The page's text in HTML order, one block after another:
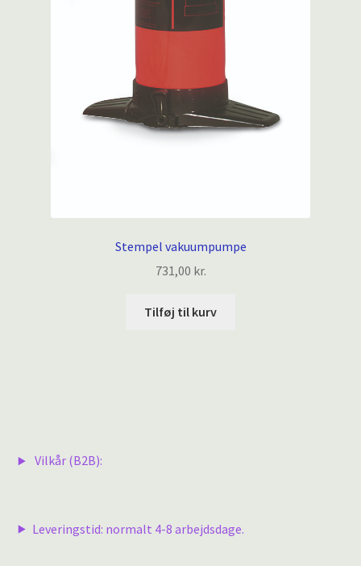
Stempel vakuumpumpe
731,00 kr.
Tilføj til kurv
Vilkår (B2B):
Leveringstid: normalt 4-8 arbejdsdage.